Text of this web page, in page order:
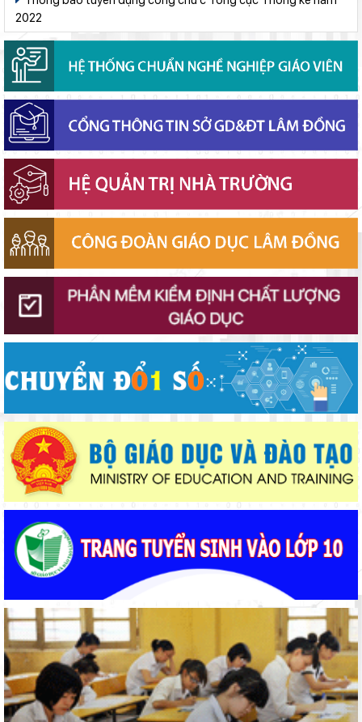
tạo nguồn nhân lực y tế
Khởi đầu định hướng nghề nghiệp
Sáng đèn công trường để kịp năm học mới
Chính phủ ban hành Nghị quyết quy định cơ cấu, số lượng và
chính sách đối với đội ngũ quản lý, nhân sự hỗ trợ giáo dục khi
sắp xếp cơ sở giáo dục công lập
Phó Chủ tịch UBND tỉnh Lâm Đồng Nguyễn Minh kiểm tra tiến
độ Dự án Trường TH&THCS Xuân Hương
Sở Giáo dục và Đào tạo Lâm Đồng đẩy mạnh cải cách hành
chính gắn với áp dụng ISO 9001:2015
Bộ Giáo dục và Đào tạo ban hành khung thời gian năm học từ
năm học 2026–2027
Đánh giá tình hình triển khai sắp xếp, tổ chức cơ sở giáo dục
công lập tại các địa phương
Thắp sáng văn hóa đọc từ những “Thư viện thân thiện”
Gieo mầm hiếu học nơi vùng xa
cho năm học 2026 - 2027
ngành năm 2026
Khát khao thay đổi cuộc sống bằng con đường học tập
Thí điểm giáo dục AI góp phần đổi mới quản trị, nâng cao hiệu
quả hoạt động giáo dục
Bảo đảm ngày khai giảng thực sự là ngày hội của học sinh và
giáo viên
Phường Xuân Trường – Đà Lạt: trang bị kiến thức, kỹ năng
phòng, chống đuối nước và sơ cấp cứu cho thanh thiếu nhi
trường định hướng XHCN trong kỷ nguyên mới - Bài 2: Khơi
thông nguồn lực, vững bước tiến vào kỷ nguyên mới (tiếp theo
và hết)
Lâm Đồng tạo nền tảng đột phá phát triển giáo dục và đào tạo
trường định hướng XHCN trong kỷ nguyên mới - Bài 1: Khẳng
định tư tưởng Hồ Chí Minh, đấu tranh với luận điệu xuyên tạc
Giữ vững nền tảng tư tưởng của Ðảng từ học đường
2022